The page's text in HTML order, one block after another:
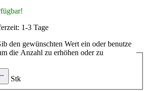
1-3 Tage
den gewünschten Wert ein oder benutze
die Anzahl zu erhöhen oder zu
Stk